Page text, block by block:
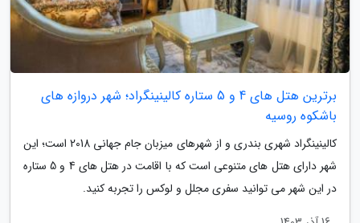
برترین هتل های 4 و 5 ستاره کالینینگراد؛ شهر دروازه های
باشکوه روسیه
کالینینگراد شهری بندری و از شهرهای میزبان جام جهانی 2018 است؛ این
شهر دارای هتل های متنوعی است که با اقامت در هتل های 4 و 5 ستاره
در این شهر می توانید سفری مجلل و لوکس را تجربه کنید.